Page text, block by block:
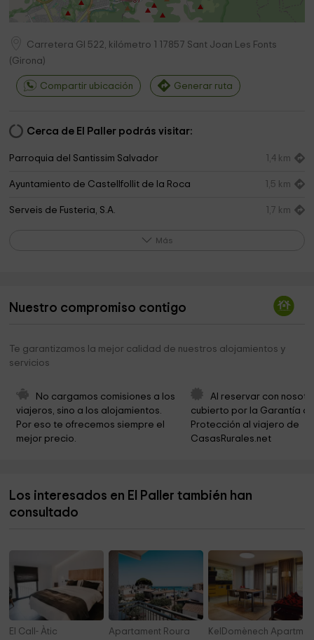
Carretera GI 522, kilómetro 1 17857 Sant Joan Les Fonts
(Girona)
Compartir ubicación Generar ruta
Cerca de El Paller podrás visitar:
Parroquia del Santissim Salvador 1,4 km
Ayuntamiento de Castellfollit de la Roca 1,5 km
Serveis de Fusteria, S.A. 1,7 km
Ayuntamiento De Sant Joan Les Fonts
Sant Joan Les Fonts 1,9 km
Ayuntamiento De La Vall De Bianya
Ayuntamiento De Sant Joan Les Fonts
Bisbat de Girona
Cingles de Fontfreda 3,5 km
Mare de Déu del Cós
Más
Nuestro compromiso contigo
Te garantizamos la mejor calidad de nuestros alojamientos y
servicios
No cargamos comisiones a los
viajeros, sino a los alojamientos.
Por eso te ofrecemos siempre el
mejor precio.
Al reservar con
cubierto por la Garantía
Protección al viajero de
CasasRurales.net
Los interesados en El Paller también han
consultado
El Call- Àtic Apartament Roura KelDomènech